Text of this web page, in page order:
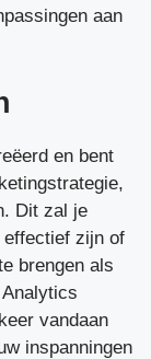
aan
en bent
Dit zal je
effectief zijn of
brengen als
vandaan
inspanningen